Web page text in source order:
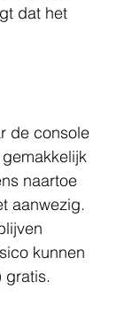
dat het
de console
naartoe
aanwezig.
kunnen
gratis.